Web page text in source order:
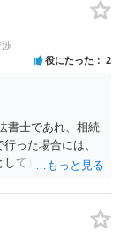
渉
役にたった 2
書士であれ、相続
った場合には、
して）行うことは